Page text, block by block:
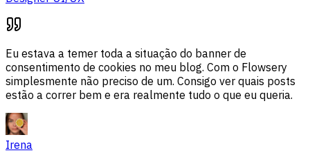
Eu estava a temer toda a situação do banner de
consentimento de cookies no meu blog. Com o Flowsery
simplesmente não preciso de um. Consigo ver quais posts
estão a correr bem e era realmente tudo o que eu queria.
Irena